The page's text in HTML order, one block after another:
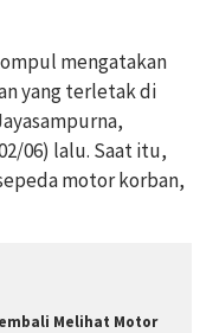
mengatakan
yang terletak di
06) lalu. Saat itu,
motor korban,
Melihat Motor